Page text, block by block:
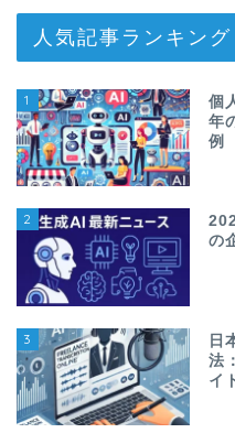
人気記事ランキング
1
個
年
例
2
の
3
日
法
イ